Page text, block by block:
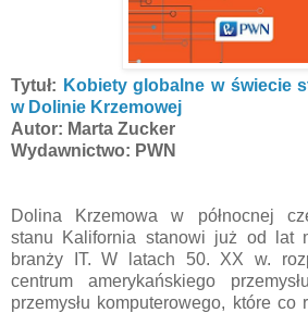
Tytuł: Kobiety globalne w świecie
w Dolinie Krzemowej
Autor: Marta Zucker
Wydawnictwo: PWN
Dolina Krzemowa w północnej
stanu Kalifornia stanowi już od lat
branży IT. W latach 50. XX w.
centrum amerykańskiego
przemysłu komputerowego, które co